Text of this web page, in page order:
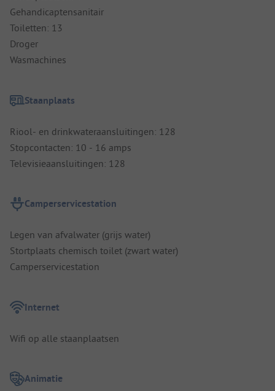
Gehandicaptensanitair
Toiletten: 13
Droger
Wasmachines
Staanplaats
Riool- en drinkwateraansluitingen: 128
Stopcontacten: 10 - 16 amps
Televisieaansluitingen: 128
Camperservicestation
Legen van afvalwater (grijs water)
Stortplaats chemisch toilet (zwart water)
Camperservicestation
Internet
Wifi op alle staanplaatsen
Animatie